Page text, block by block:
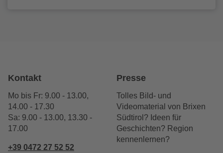
Kontakt
Mo bis Fr: 9.00 - 13.00,
14.00 - 17.30
Sa: 9.00 - 13.00, 13.30 -
17.00
+39 0472 27 52 52
Presse
Tolles Bild- und
Videomaterial von Brixen
Südtirol? Ideen für
Geschichten? Region
kennenlernen?